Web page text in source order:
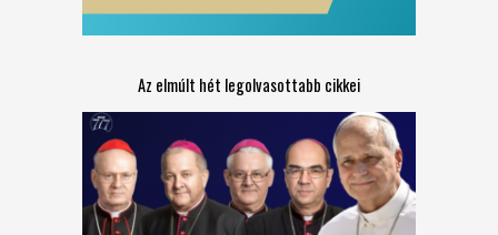
Az elmúlt hét legolvasottabb cikkei